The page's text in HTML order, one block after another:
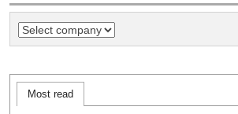
Most read